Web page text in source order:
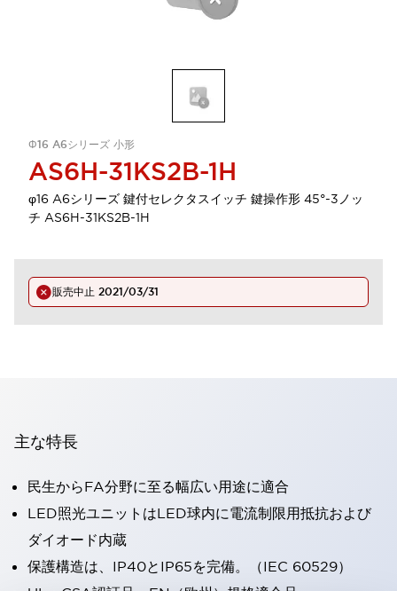
Φ16 A6シリーズ 小形
AS6H-31KS2B-1H
φ16 A6シリーズ 鍵付セレクタスイッチ 鍵操作形 45°-3ノッ
チ AS6H-31KS2B-1H
販売中止 2021/03/31
主な特長
民生からFA分野に至る幅広い用途に適合
LED照光ユニットはLED球内に電流制限用抵抗および
ダイオード内蔵
保護構造は、IP40とIP65を完備。（IEC 60529）